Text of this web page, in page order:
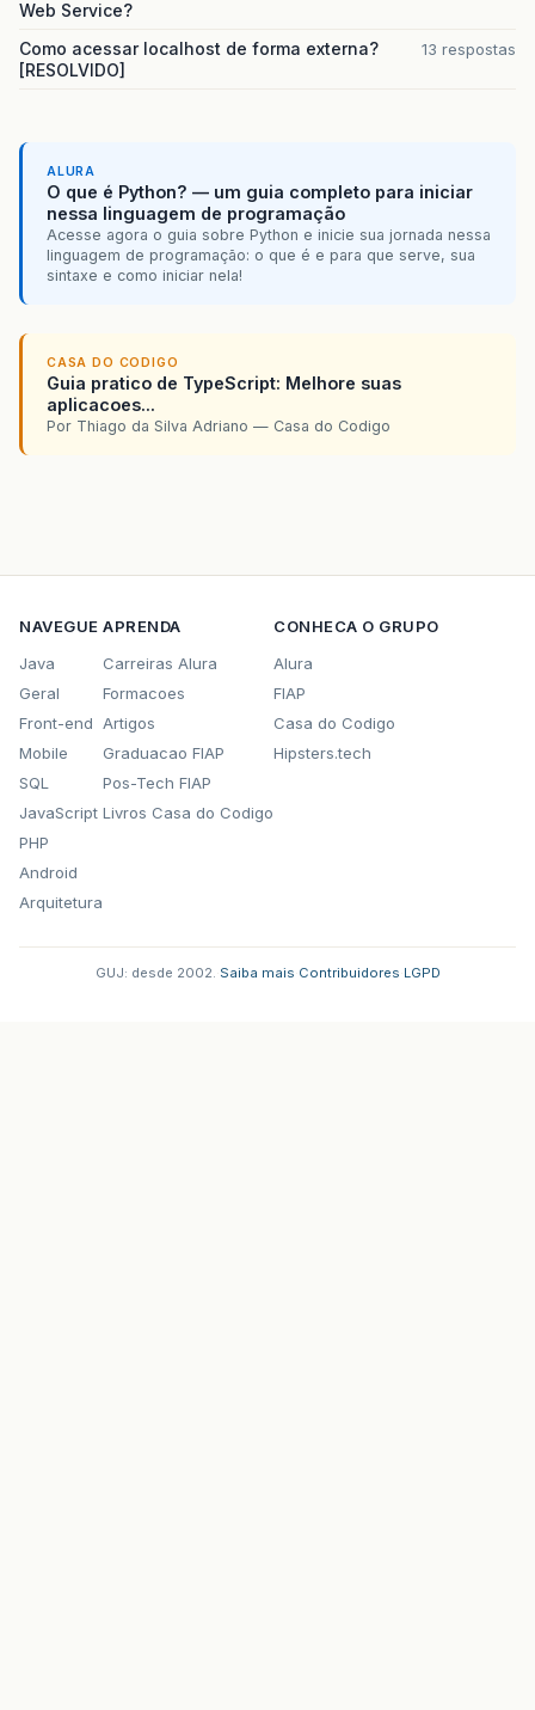
Web Service?
Como acessar localhost de forma externa?
[RESOLVIDO]
13 respostas
ALURA
O que é Python? — um guia completo para iniciar
nessa linguagem de programação
Acesse agora o guia sobre Python e inicie sua jornada nessa
linguagem de programação: o que é e para que serve, sua
sintaxe e como iniciar nela!
CASA DO CODIGO
Guia pratico de TypeScript: Melhore suas
aplicacoes...
Por Thiago da Silva Adriano — Casa do Codigo
NAVEGUE
Java
Geral
Front-end
Mobile
SQL
JavaScript
PHP
Android
Arquitetura
APRENDA
Carreiras Alura
Formacoes
Artigos
Graduacao FIAP
Pos-Tech FIAP
Livros Casa do Codigo
CONHECA O GRUPO
Alura
FIAP
Casa do Codigo
Hipsters.tech
GUJ: desde 2002. Saiba mais Contribuidores LGPD